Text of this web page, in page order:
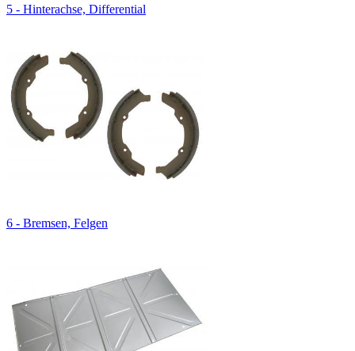
5 - Hinterachse, Differential
6 - Bremsen, Felgen